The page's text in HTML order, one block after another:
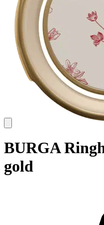
BURGA
gold